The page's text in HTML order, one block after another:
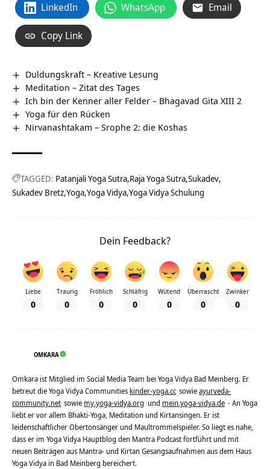
LinkedIn WhatsApp Email
Copy Link
Duldungskraft – Kreative Lesung
Meditation – Zitat des Tages
Ich bin der Kenner aller Felder – Bhagavad Gita XIII 2
Yoga für den Rücken
Nirvanashtakam – Srophe 2: die Koshas
TAGGED: Patanjali Yoga Sutra Raja Yoga Sutra Sukadev
Sukadev Bretz Yoga Yoga Vidya Yoga Vidya Schulung
Dein Feedback?
Liebe
0
Traurig
0
Fröhlich
0
Schläfrig
0
Wütend
0
Überrascht
0
Zwinker
0
OMKARA
Omkara ist Mitglied im Social Media Team bei Yoga Vidya Bad Meinberg. Er
betreut die Yoga Vidya Communities kinder-yoga.cc sowieayurveda-
community.net sowie my.yoga-vidya.org und mein.yoga-vidya.de - An Yoga
liebt er vor allem Bhakti-Yoga, Meditation und Kirtansingen. Er ist
leidenschaftlicher Obertonsänger und Maultrommelspieler. So liegt es nahe,
dass er im Yoga Vidya Hauptblog den Mantra Podcast fortführt und mit
neuen Beiträgen aus Mantra- und Kirtan Gesangsaufnahmen aus dem Haus
Yoga Vidya in Bad Meinberg bereichert.